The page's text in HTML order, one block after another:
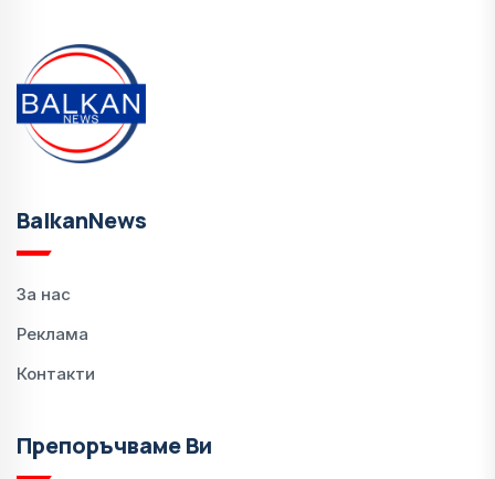
BalkanNews
За нас
Реклама
Контакти
Препоръчваме Ви